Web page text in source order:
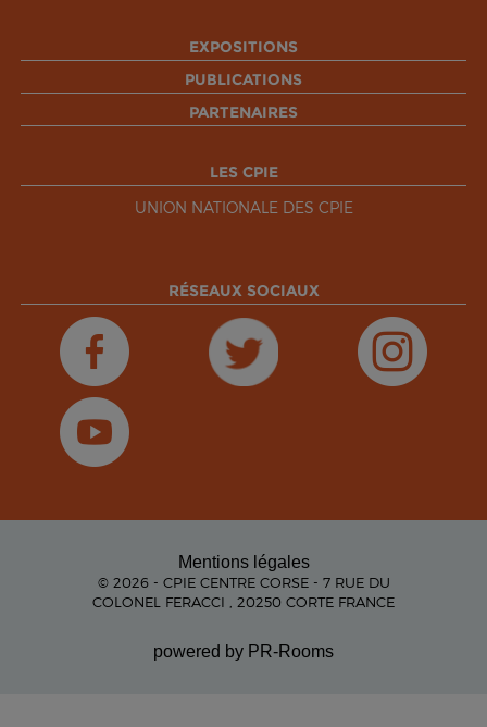
EXPOSITIONS
PUBLICATIONS
PARTENAIRES
LES CPIE
UNION NATIONALE DES CPIE
RÉSEAUX SOCIAUX
Mentions légales
© 2026 - CPIE CENTRE CORSE - 7 RUE DU
COLONEL FERACCI , 20250 CORTE FRANCE
powered by PR-Rooms